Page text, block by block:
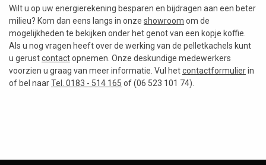
Wilt u op uw energierekening besparen en bijdragen aan een beter
milieu? Kom dan eens langs in onze showroom om de
mogelijkheden te bekijken onder het genot van een kopje koffie.
Als u nog vragen heeft over de werking van de pelletkachels kunt
u gerustcontactopnemen. Onze deskundige medewerkers
voorzien u graag van meer informatie. Vul hetcontactformulierin
of bel naarTel. 0183 - 514 165 of (06 523 101 74).